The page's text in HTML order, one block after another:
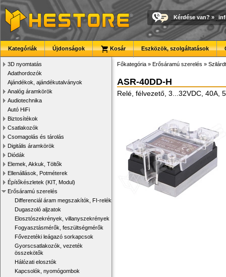
Kérdése van? »
Kategóriák Újdonságok Kosár Eszközök, szolgáltatások
3D nyomtatás
Adathordozók
Ajándékok, ajándékutalványok
Analóg áramkörök
Audiotechnika
Autó HiFi
Biztosítékok
Csatlakozók
Csomagolás és tárolás
Digitális áramkörök
Diódák
Elemek, Akkuk, Töltők
Ellenállások, Potméterek
Építőkészletek (KIT, Modul)
Erősáramú szerelés
Differenciál áram megszakítók, FI-relék
Dugaszoló aljzatok
Elosztószekrények, villanyszekrények
Fogyasztásmérők, feszültségmérők
Fővezetéki leágazó sorkapcsok
Gyorscsatlakozók, vezeték
összekötők
Hálózati elosztók
Kapcsolók, nyomógombok
Főkategória » Erősáramú szerelés »
ASR-40DD-H
Relé, félvezető, 3...32VDC, 40A,